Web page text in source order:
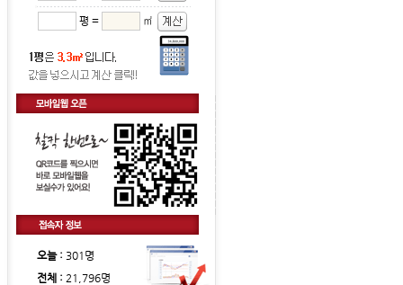
평 = ㎡
오늘 : 301명
전체 : 21,796명